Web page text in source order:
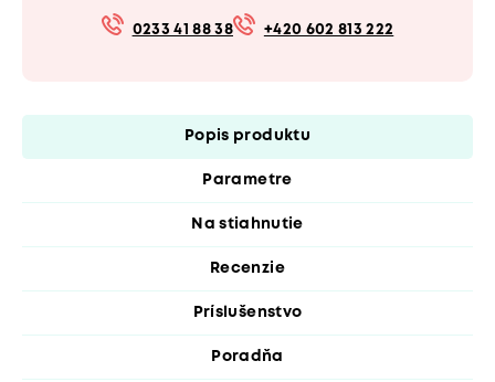
0233 41 88 38 +420 602 813 222
Popis produktu
Parametre
Na stiahnutie
Recenzie
Príslušenstvo
Poradňa